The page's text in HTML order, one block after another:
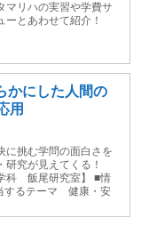
マリハの実習や学費サ
とあわせて紹介！
かにした人間の
用
に挑む学問の面白さを
究が見えてくる！
科 飯尾研究室】 ■情
するテーマ 健康・安